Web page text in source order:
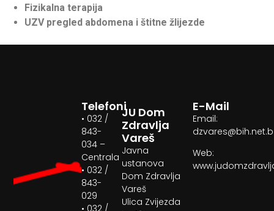
Fizikalna terapija
UZV pregled abdomena i štitne žlijezde
JU Dom
Zdravlja
Vareš
Javna
ustanova
Dom Zdravlja
Vareš
Ulica Zvijezda
Telefoni
• 032 /
843-
034 –
Centrala
• 032 /
843-
029
• 032 /
E-Mail
Email:
Web: